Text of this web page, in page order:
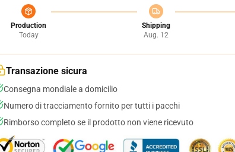
Production
Today
Shipping
Aug. 12
Transazione sicura
Consegna mondiale a domicilio
Numero di tracciamento fornito per tutti i pacchi
Rimborso completo se il prodotto non viene ricevuto